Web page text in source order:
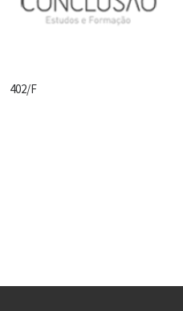
402/F